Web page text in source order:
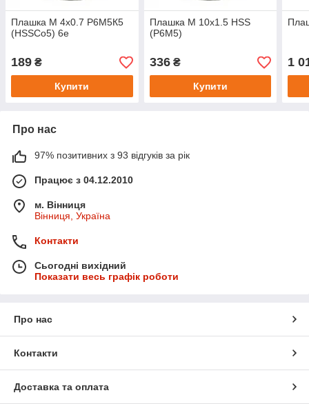
Плашка М 4х0.7 Р6М5К5
(HSSCo5) 6e
189 ₴
Купити
Плашка М 10х1.5 HSS
(Р6М5)
336₴
Купити
1
Про нас
97% позитивних з 93 відгуків за рік
Працює з 04.12.2010
м. Вінниця
Вінниця, Україна
Контакти
Сьогодні вихідний
Показати весь графік роботи
Про нас
Контакти
Доставка та оплата